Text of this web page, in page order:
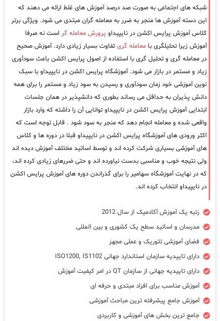
شبکه های اجتماعی به صورت صد درصد آموزش های غلط ارائه می دهند که
این دسته آموزش ها منجر به ضرر به معامله گران مبتدی می شود. ویژگی برتر
کلاس آموزش پرایس اکشن در نایپیداو پرورش معامله گر است نه صرفا
آموزش زیرا تحلیلگری با معامله گری تفاوت بسیار زیادی دارد. آموزش صحیح
در معامله گری و تحلیل گری با استفاده از اصول پرایس اکشن باعث سودآوری
زیاد و مستمر در بازار می شود. آموزشگاه پرایس اکشن در نایپیداو با سبک
نوین آموزشی خود زمان سودآوری و رسیدن به سود زیاد و مستمر را برای همه
دانش پذیران به حداقل می رساند بطوری که دانشپذیر در همان جلسات
ابتدایی آموزش پرایس اکشن در نایپیداو توانایی آن را داشته که وارد بازار
واقعی شده و معامله انجام دهد که منجر به سود شود . قابل توجه است که
اکثر ورودی های آموزشگاه پرایس اکشن در نایپیداو قبلا در دوره ها و کلاس
های آموزشی بسیاری شرکت کرده اند و توسط اساتید مختلف آموزش دیده اند
ولی نتیجه خوب و مناسبی بدست نیاورده اند و حتی ضررهای زیادی کرده اند،
که در نهایت آموزشگاه سهامیر را برای گذراندن دوره های آموزش پرایس اکشن
در نایپیداو انتخاب کرده اند.
رتبه یک آموزش آکادمیک از سال 2012
مدرسان و اساتید سطح یک کشوری و بین المللی
فضای آموزشی تئوریک و عملی مجهز
دارای تاییدیه سازمان استاندارد جهانی ISO1200, IS1102
دارای تاییدیه جهانی از سازمان QT در امر کیفیت آموزش
آموزش مناسب برای افراد مبتدی و حرفه ای
آموزش جامع پیشرفته ترین مباحث آموزشی
جامع ترین بخش های آموزشی و کاربردی